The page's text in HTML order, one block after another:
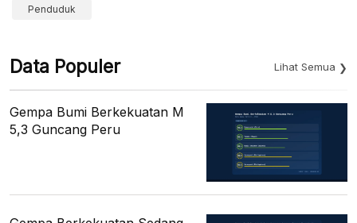
Penduduk
Data Populer Lihat Semua
Gempa Bumi Berkekuatan M
5,3 Guncang Peru